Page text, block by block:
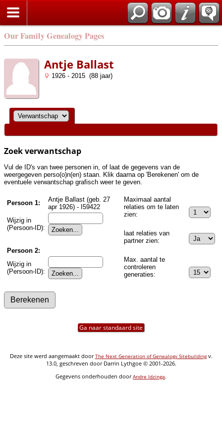
Our Family Genealogy Pages
Antje Ballast
1926 - 2015 (88 jaar)
Zoek verwantschap
Vul de ID's van twee personen in, of laat de gegevens van de
weergegeven perso(o)n(en) staan. Klik daarna op 'Berekenen' om de
eventuele verwantschap grafisch weer te geven.
Persoon 1:
Antje Ballast (geb. 27
apr 1926) - I59422
Wijzig in
(Persoon-ID):
Persoon 2:
Wijzig in
(Persoon-ID):
Maximaal aantal
relaties om te laten
zien:
laat relaties van
partner zien:
Max. aantal te
controleren
generaties:
Ga naar standaard site
Deze site werd aangemaakt doorThe Next Generation of Genealogy Sitebuildingv.
13.0, geschreven door Darrin Lythgoe © 2001-2026.
Gegevens onderhouden doorAndre Idzinga.